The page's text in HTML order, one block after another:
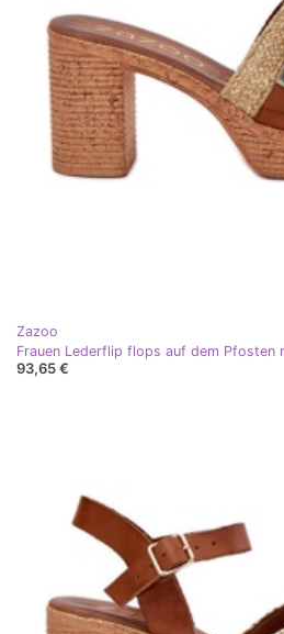
Zazoo
93,65 €